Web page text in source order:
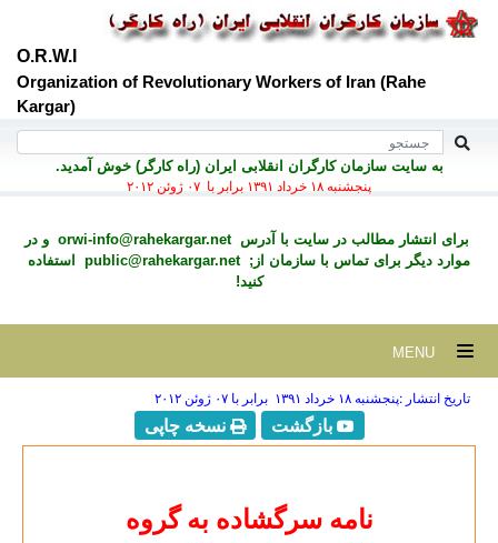
O.R.W.I
Organization of Revolutionary Workers of Iran (Rahe
Kargar)
به سايت سازمان کارگران انقلابی ايران (راه کارگر) خوش آمديد.
پنجشنبه ۱۸ خرداد ۱۳۹۱ برابر با ۰۷ ژوئن ۲۰۱۲
برای انتشار مطالب در سايت با آدرسorwi-info@rahekargar.net و در
موارد ديگر برای تماس با سازمان از;public@rahekargar.net
استفاده
کنید!
تاریخ انتشار :پنجشنبه ۱۸ خرداد ۱۳۹۱ برابر با ۰۷ ژوئن ۲۰۱۲
بازگشت نسخه چاپی
نامه‌ سرگشاده به گروه